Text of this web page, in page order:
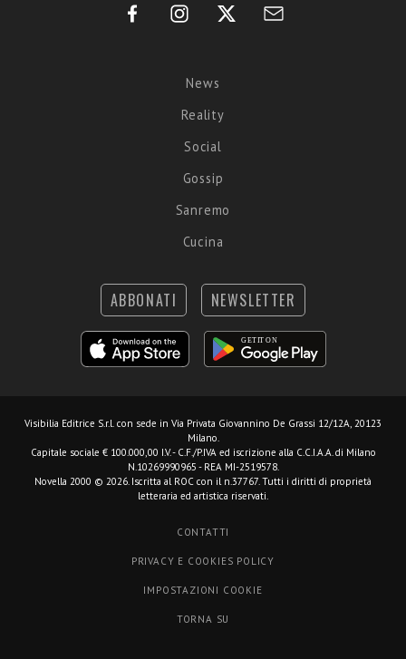
News
Reality
Social
Gossip
Sanremo
Cucina
ABBONATI NEWSLETTER
Visibilia Editrice S.r.l. con sede in Via Privata Giovannino De Grassi 12/12A, 20123
Milano.
Capitale sociale € 100.000,00 I.V. - C.F./P.IVA ed iscrizione alla C.C.I.A.A. di Milano
N.10269990965 - REA MI-2519578.
Novella 2000 © 2026. Iscritta al ROC con il n.37767. Tutti i diritti di proprietà
letteraria ed artistica riservati.
CONTATTI
PRIVACY E COOKIES POLICY
IMPOSTAZIONI COOKIE
TORNA SU